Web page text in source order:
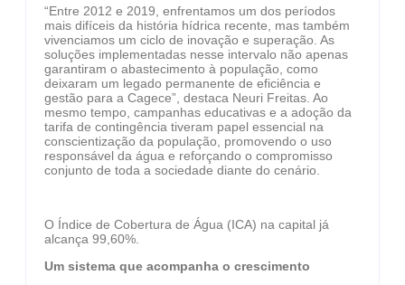
“Entre 2012 e 2019, enfrentamos um dos períodos
mais difíceis da história hídrica recente, mas também
vivenciamos um ciclo de inovação e superação. As
soluções implementadas nesse intervalo não apenas
garantiram o abastecimento à população, como
deixaram um legado permanente de eficiência e
gestão para a Cagece”, destaca Neuri Freitas. Ao
mesmo tempo, campanhas educativas e a adoção da
tarifa de contingência tiveram papel essencial na
conscientização da população, promovendo o uso
responsável da água e reforçando o compromisso
conjunto de toda a sociedade diante do cenário.
O Índice de Cobertura de Água (ICA) na capital já
alcança 99,60%.
Um sistema que acompanha o crescimento